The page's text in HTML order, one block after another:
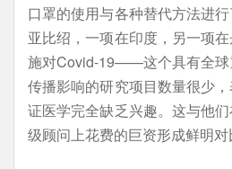
口罩的使用与各种替代方法进
亚比绍，一项在印度，另一项
施对Covid-19——这个具有全
传播影响的研究项目数量很少
证医学完全缺乏兴趣。这与他
级顾问上花费的巨资形成鲜明对